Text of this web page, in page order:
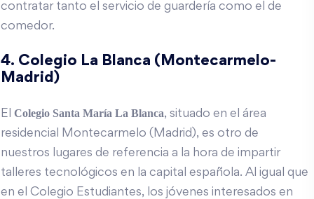
contratar tanto el servicio de guardería como el de
comedor.
4. Colegio La Blanca (Montecarmelo-
Madrid)
El Colegio Santa María La Blanca, situado en el área
residencial Montecarmelo (Madrid), es otro de
nuestros lugares de referencia a la hora de impartir
talleres tecnológicos en la capital española. Al igual que
en el Colegio Estudiantes, los jóvenes interesados en